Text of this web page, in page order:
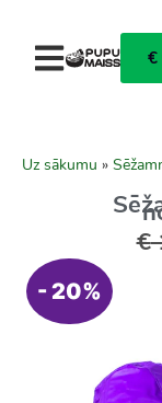
€
Uz sākumu »
€
- 20%